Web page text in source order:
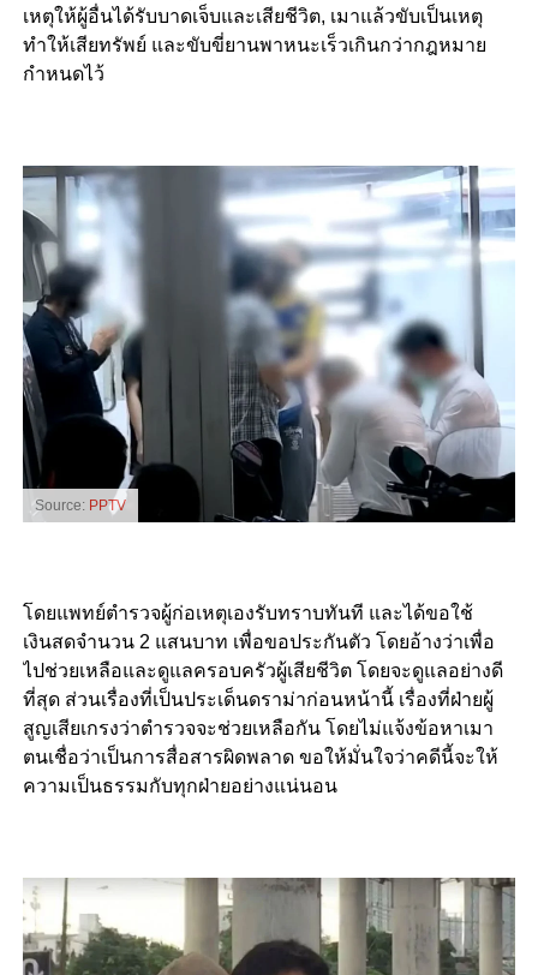
เหตุให้ผู้อื่นได้รับบาดเจ็บและเสียชีวิต, เมาแล้วขับเป็นเหตุ
ทำให้เสียทรัพย์ และขับขี่ยานพาหนะเร็วเกินกว่ากฎหมาย
กำหนดไว้
Source: PPTV
โดยแพทย์ตำรวจผู้ก่อเหตุเองรับทราบทันที และได้ขอใช้
เงินสดจำนวน 2 แสนบาท เพื่อขอประกันตัว โดยอ้างว่าเพื่อ
ไปช่วยเหลือและดูแลครอบครัวผู้เสียชีวิต โดยจะดูแลอย่างดี
ที่สุด ส่วนเรื่องที่เป็นประเด็นดราม่าก่อนหน้านี้ เรื่องที่ฝ่ายผู้
สูญเสียเกรงว่าตำรวจจะช่วยเหลือกัน โดยไม่แจ้งข้อหาเมา
ตนเชื่อว่าเป็นการสื่อสารผิดพลาด ขอให้มั่นใจว่าคดีนี้จะให้
ความเป็นธรรมกับทุกฝ่ายอย่างแน่นอน